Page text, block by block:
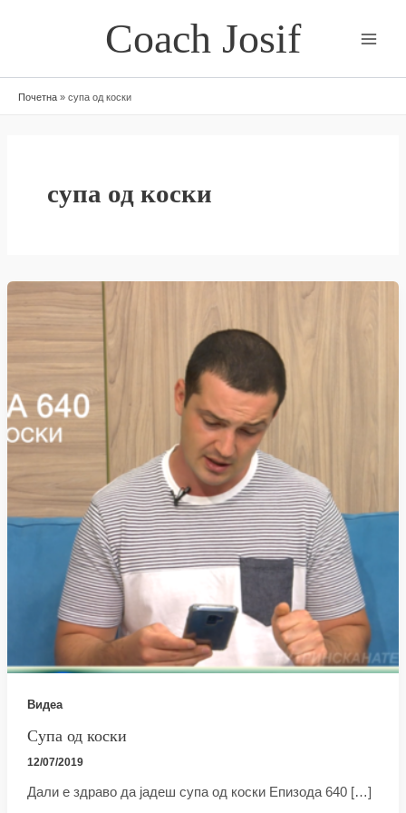
Coach Josif
Почетна » супа од коски
супа од коски
Видеа
Супа од коски
12/07/2019
Дали е здраво да јадеш супа од коски Епизода 640 […]